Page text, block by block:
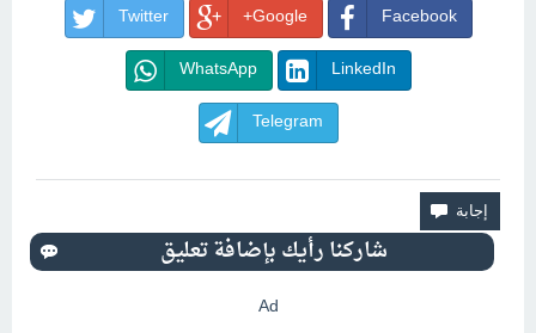
Facebook
Google+
Twitter
LinkedIn
WhatsApp
Telegram
Ad